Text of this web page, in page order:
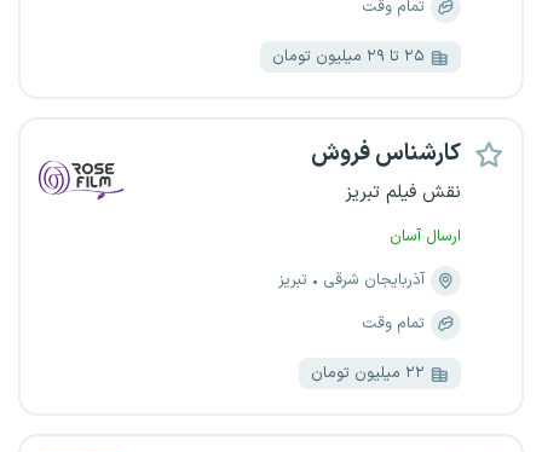
تمام وقت
۲۵ تا ۲۹ میلیون تومان
کارشناس فروش
نقش فیلم تبریز
ارسال آسان
آذربایجان شرقی
تبریز
تمام وقت
۲۲ میلیون تومان